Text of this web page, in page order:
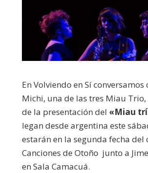
En Volviendo en Sí
Michi, una de las tres Miau Trio,
de la presentación del «Miau
legan desde argentina este
estarán en la segunda fecha del
Canciones de Otoño junto a
en Sala Camacuá.